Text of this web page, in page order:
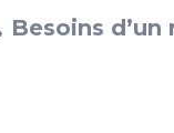
Besoins